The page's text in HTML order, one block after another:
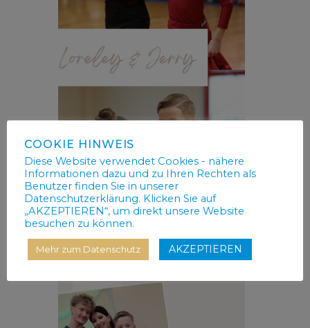
COOKIE HINWEIS
Diese Website verwendet Cookies - nähere
Informationen dazu und zu Ihren Rechten als
Benutzer finden Sie in unserer
Datenschutzerklärung. Klicken Sie auf
„AKZEPTIEREN“, um direkt unsere Website
besuchen zu können.
Mehr zum Datenschutz AKZEPTIEREN